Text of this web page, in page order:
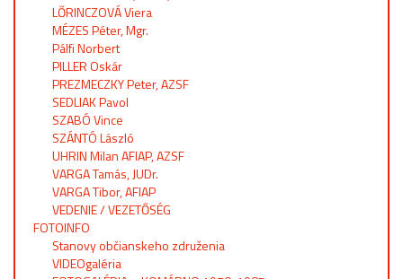
LŐRINCZOVÁ Viera
MÉZES Péter, Mgr.
Pálfi Norbert
PILLER Oskár
PREZMECZKY Peter, AZSF
SEDLIAK Pavol
SZABÓ Vince
SZÁNTÓ László
UHRIN Milan AFIAP, AZSF
VARGA Tamás, JUDr.
VARGA Tibor, AFIAP
VEDENIE / VEZETŐSÉG
FOTOINFO
Stanovy občianskeho združenia
VIDEOgaléria